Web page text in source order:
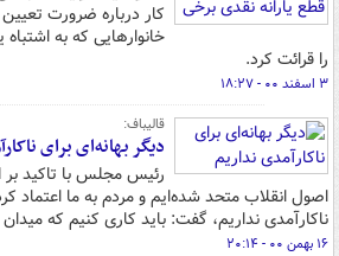
کار درباره ضرورت
خانوارهایی که به
را قرائت کرد.
۳ اسفند ۰۰ - ۱۸:۲۷
قالیباف:
دیگر بهانه‌ای برای
رئیس مجلس با تاکید بر
اصول انقلاب متحد شده‌ایم و مردم به ما اعتماد
ناکارآمدی نداریم، گفت: باید کاری کنیم که
۱۶ بهمن ۰۰ - ۲۰:۱۴